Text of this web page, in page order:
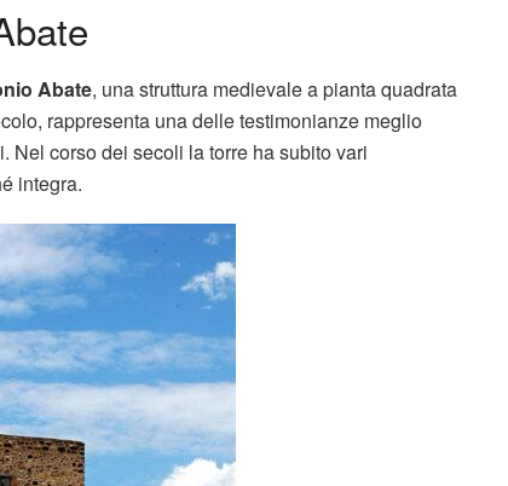
Abate, una struttura medievale a pianta quadrata
rappresenta una delle testimonianze meglio
Nel corso dei secoli la torre ha subito vari
integra.